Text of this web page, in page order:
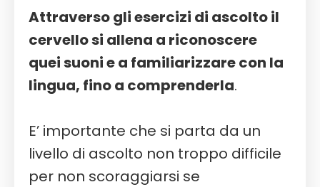
Attraverso gli esercizi di ascolto il
cervello si allena a riconoscere
quei suoni e a familiarizzare con la
lingua, fino a comprenderla.
E’ importante che si parta da un
livello di ascolto non troppo difficile
per non scoraggiarsi se